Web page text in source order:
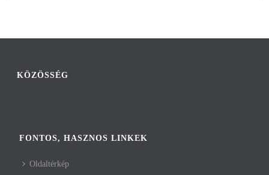
KÖZÖSSÉG
FONTOS, HASZNOS LINKEK
Oldaltérkép